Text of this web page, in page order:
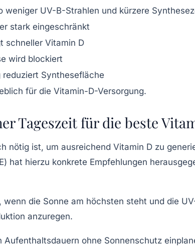
weniger UV-B-Strahlen und kürzere
stark eingeschränkt
schneller Vitamin D
wird blockiert
reduziert Synthesefläche
für die Vitamin-D-Versorgung.
Tageszeit für die beste
ist, um ausreichend Vitamin D zu
hat hierzu konkrete Empfehlungen
die Sonne am höchsten steht und die
anzuregen.
ohne Sonnenschutz